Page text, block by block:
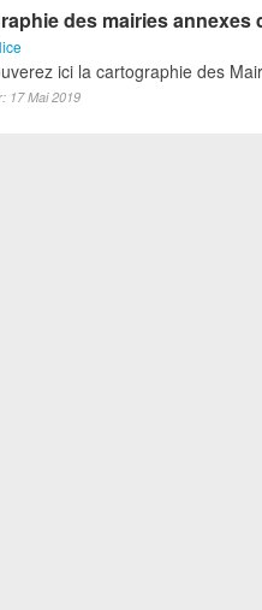
des mairies annexes
ici la cartographie des
17 Mai 2019